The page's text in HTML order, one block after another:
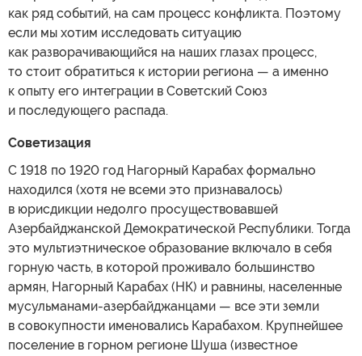
как ряд событий, на сам процесс конфликта. Поэтому
если мы хотим исследовать ситуацию
как разворачивающийся на наших глазах процесс,
то стоит обратиться к истории региона — а именно
к опыту его интеграции в Советский Союз
и последующего распада.
Советизация
С 1918 по 1920 год Нагорный Карабах формально
находился (хотя не всеми это признавалось)
в юрисдикции недолго просуществовавшей
Азербайджанской Демократической Республики. Тогда
это мультиэтническое образование включало в себя
горную часть, в которой проживало большинство
армян, Нагорный Карабах (НК) и равнины, населенные
мусульманами-азербайджанцами — все эти земли
в совокупности именовались Карабахом. Крупнейшее
поселение в горном регионе Шуша (известное